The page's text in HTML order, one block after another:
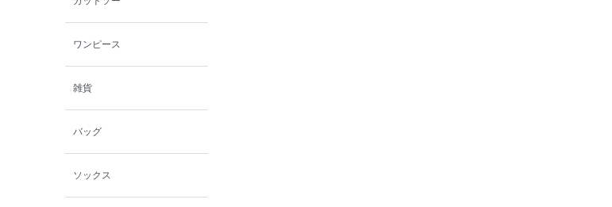
ワンピース
雑貨
バッグ
ソックス